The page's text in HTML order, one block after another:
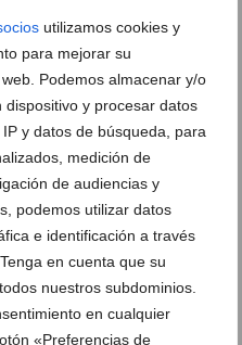
utilizamos cookies y
para mejorar su
Podemos almacenar y/o
y procesar datos
y datos de búsqueda, para
medición de
de audiencias y
podemos utilizar datos
e identificación a través
en cuenta que su
nuestros subdominios.
en cualquier
«Preferencias de
en la liga comarcal